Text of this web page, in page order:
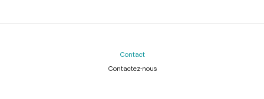
Contact
Contactez-nous